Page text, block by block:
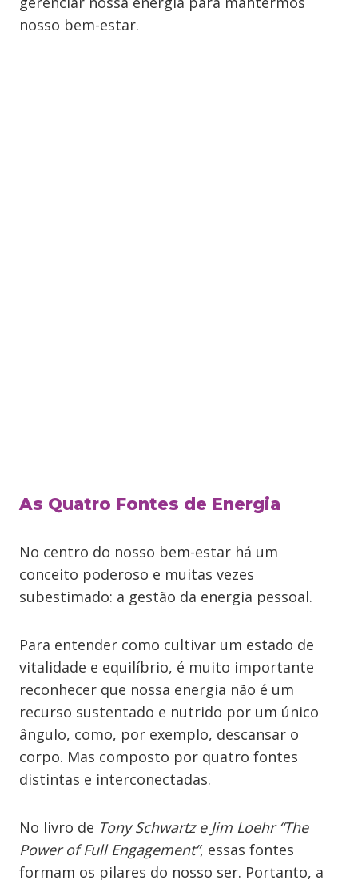
nosso bem-estar.
As Quatro Fontes de Energia
No centro do nosso bem-estar há um
conceito poderoso e muitas vezes
subestimado: a gestão da energia pessoal.
Para entender como cultivar um estado de
vitalidade e equilíbrio, é muito importante
reconhecer que nossa energia não é um
recurso sustentado e nutrido por um único
ângulo, como, por exemplo, descansar o
corpo. Mas composto por quatro fontes
distintas e interconectadas.
No livro de Tony Schwartz e Jim Loehr “The
Power of Full Engagement”, essas fontes
formam os pilares do nosso ser. Portanto, a